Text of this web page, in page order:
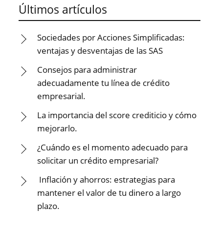
Últimos artículos
Sociedades por Acciones Simplificadas:
ventajas y desventajas de las SAS
Consejos para administrar
adecuadamente tu línea de crédito
empresarial.
La importancia del score crediticio y cómo
mejorarlo.
¿Cuándo es el momento adecuado para
solicitar un crédito empresarial?
Inflación y ahorros: estrategias para
mantener el valor de tu dinero a largo
plazo.